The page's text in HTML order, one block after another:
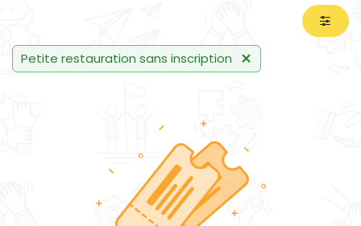
Petite restauration sans inscription